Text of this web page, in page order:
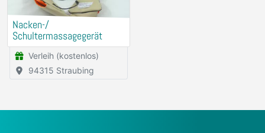
Nacken-/
Schultermassagegerät
Verleih (kostenlos)
94315 Straubing